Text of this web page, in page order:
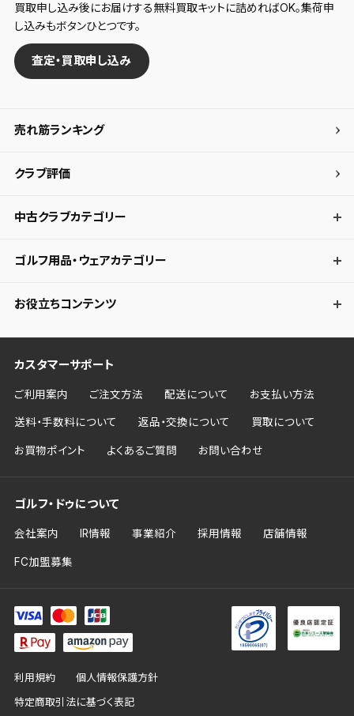
打感については弾くんですけど硬いわけではありません。飛び系
の中では柔らかいほうではないかと思います。
打音も打感ともマッチングが高く、バランスはとれていると思いま
す。
サイドスピンは少ないです、結果方向性が安定します。ですが自分
弾の高さが必要となりますが、高さを少し出せませんでした。
買取申し込み後にお届けする無料買取キットに詰めればOK。集荷申
し込みもボタンひとつです。
査定・買取申し込み
売れ筋ランキング
クラブ評価
中古クラブカテゴリー
ゴルフ用品・ウェアカテゴリー
お役立ちコンテンツ
カスタマーサポート
ご利用案内 ご注文方法 配送について お支払い方法
送料・手数料について 返品・交換について 買取について
お買物ポイント よくあるご質問 お問い合わせ
ゴルフ・ドゥについて
会社案内 IR情報 事業紹介 採用情報 店舗情報
FC加盟募集
利用規約 個人情報保護方針
特定商取引法に基づく表記